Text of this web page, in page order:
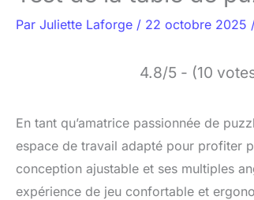
Par Juliette Laforge / 22 octobre 2025
4.8/5 - (10
En tant qu’amatrice passionnée de
espace de travail adapté pour profiter
conception ajustable et ses multiples
expérience de jeu confortable et